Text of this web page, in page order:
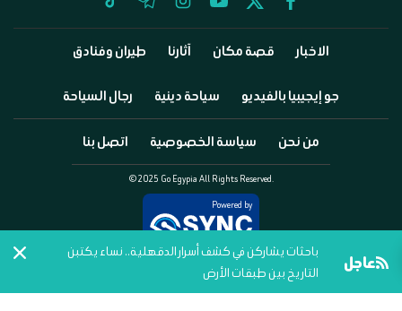
عاجل
باحثات يشاركن في كشف أسرار الدقهلية.. نساء يكتبن
التاريخ بين طبقات الأرض
facebook
twitter
youtube
instagram
telegram
tiktok
الاخبار قصة مكان آثارنا طيران وفنادق
جو إيجيبيا بالفيديو سياحة دينية رجال السياحة
من نحن سياسة الخصوصية اتصل بنا
©2025 Go Egypia All Rights Reserved.
Powered by